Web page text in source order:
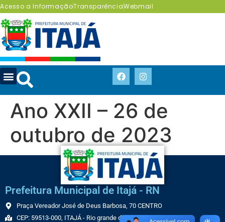
Acesso a InformaçãoTransparênciaWebmail
Ano XXII – 26 de
outubro de 2023
Prefeitura Municipal de Itajá - RN
Praça Vereador José de Deus Barbosa, 70 CENTRO
CEP: 59513-000, ITAJÁ - Rio grande do Norte